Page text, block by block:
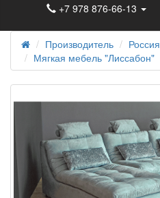
+7 978 876-66-13
Производитель
Россия
Мягкая мебель "Лиссабон"